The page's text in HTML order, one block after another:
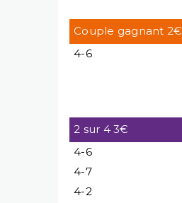
Couple gagnant 2€
4-6
2 sur 4 3€
4-6
4-7
4-2